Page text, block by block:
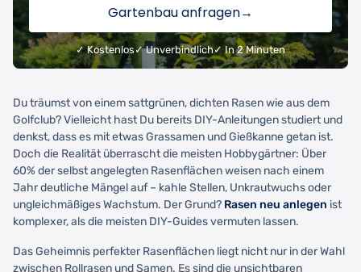
Gartenbau anfragen→
✓ Kostenlos ✓ Unverbindlich✓ In 2 Minuten
Du träumst von einem sattgrünen, dichten Rasen wie aus dem
Golfclub? Vielleicht hast Du bereits DIY-Anleitungen studiert und
denkst, dass es mit etwas Grassamen und Gießkanne getan ist.
Doch die Realität überrascht die meisten Hobbygärtner: Über
60% der selbst angelegten Rasenflächen weisen nach einem
Jahr deutliche Mängel auf – kahle Stellen, Unkrautwuchs oder
ungleichmäßiges Wachstum. Der Grund? Rasen neu anlegen ist
komplexer, als die meisten DIY-Guides vermuten lassen.
Das Geheimnis perfekter Rasenflächen liegt nicht nur in der Wahl
zwischen Rollrasen und Samen. Es sind die unsichtbaren